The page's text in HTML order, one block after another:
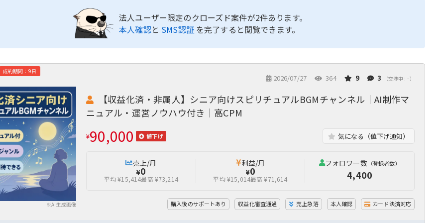
法人ユーザー限定のクローズド案件が2件あります。
本人確認と SMS認証を完了すると閲覧できます。
成約期間：9日
2026/07/27 364 9 3 （交渉中 : - ）
※AI生成画像
【収益化済・非属人】シニア向けスピリチュアルBGMチャンネル｜AI制作マ
ニュアル・運営ノウハウ付き｜高CPM
¥90,000 値下げ 気になる（値下げ通知）
売上/月
¥0
平均 ¥15,414最高 ¥73,214
利益/月
¥0
平均 ¥15,014最高 ¥71,614
フォロワー数 （登録者数）
4,400
購入後のサポートあり 収益化審査通過 売上急落 本人確認 カード決済対応